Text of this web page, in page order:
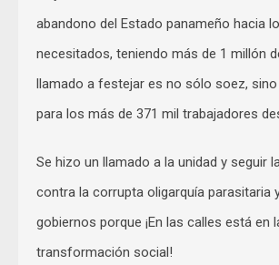
abandono del Estado panameño hacia
necesitados, teniendo más de 1 millón
llamado a festejar es no sólo soez,
para los más de 371 mil trabajadores
Se hizo un llamado a la unidad y seguir
contra la corrupta oligarquía parasitaria
gobiernos porque ¡En las calles está en
transformación social!